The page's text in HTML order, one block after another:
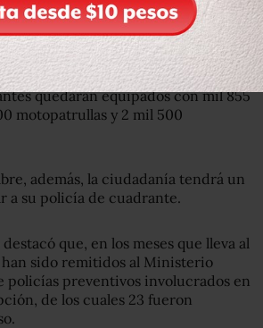
de homicidios, la Guardia Nacional
CDMX; iniciará en cuatro alcaldías
quedarán equipados con mil 855
motopatrullas y 2 mil 500
además, la ciudadanía tendrá un
a su policía de cuadrante.
que, en los meses que lleva al
sido remitidos al Ministerio
policías preventivos involucrados en
de los cuales 23 fueron